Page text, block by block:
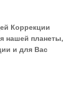
Коррекции
нашей планеты,
и для Вас